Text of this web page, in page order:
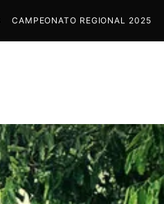
CAMPEONATO REGIONAL 2025